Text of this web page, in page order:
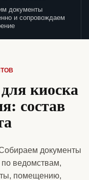
документы
и сопровождаем
киоска
состав
документы
по ведомствам,
помещению,